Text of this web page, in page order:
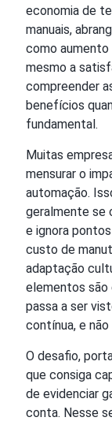
economia de
manuais,
como aumento
mesmo a
compreender
benefícios
fundamental.
Muitas
mensurar o
automação.
geralmente se
e ignora
custo de
adaptação
elementos são
passa a ser
contínua, e
O desafio,
que consiga
de evidenciar
conta. Nesse